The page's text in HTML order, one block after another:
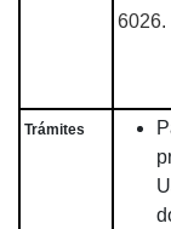
6026.
Trámites